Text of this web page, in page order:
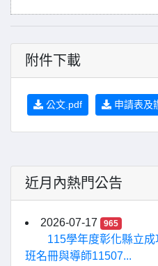
附件下載
公文.pdf 申請表及
近月內熱門公告
2026-07-17 965
115學年度彰化縣立
班名冊與導師11507...